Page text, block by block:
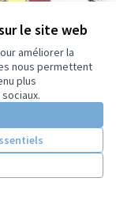
le site web
améliorer la
nous permettent
plus